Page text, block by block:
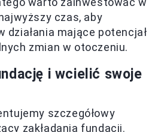
czas, aby
działania mające potencjał
zmian w otoczeniu.
i wcielić swoje
szczegółowy
zakładania fundacji.